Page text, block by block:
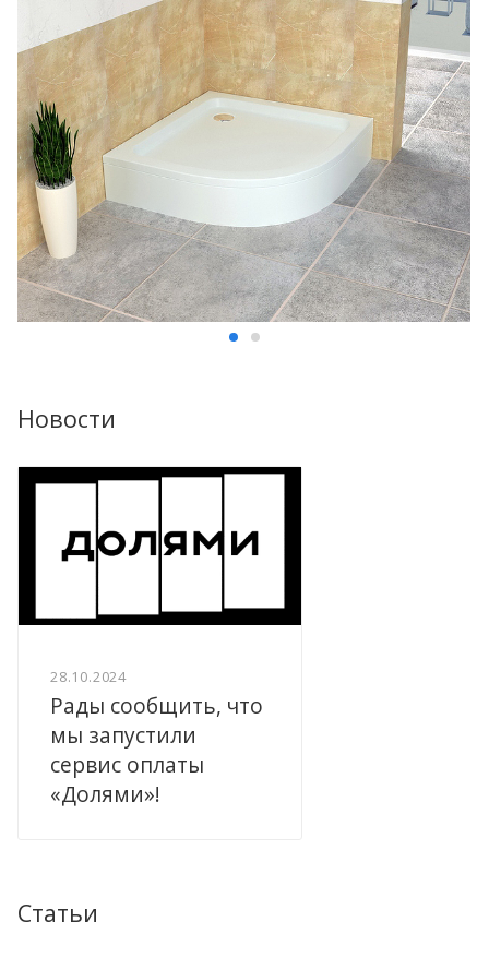
Новости
28.10.2024
Рады сообщить, что
мы запустили
сервис оплаты
«Долями»!
Статьи